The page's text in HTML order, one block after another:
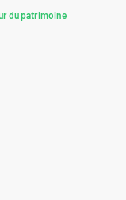
du patrimoine